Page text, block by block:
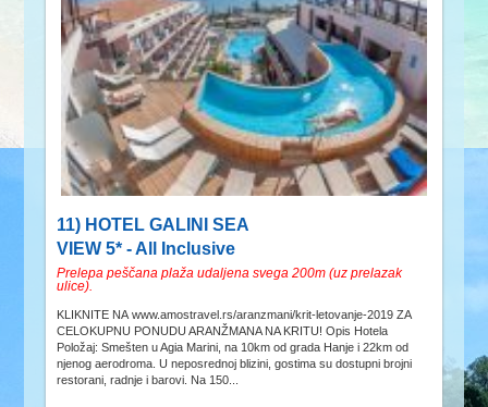
11) HOTEL GALINI SEA
VIEW 5* - All Inclusive
Prelepa peščana plaža udaljena svega 200m (uz prelazak
ulice).
KLIKNITE NA www.amostravel.rs/aranzmani/krit-letovanje-2019 ZA
CELOKUPNU PONUDU ARANŽMANA NA KRITU! Opis Hotela
Položaj: Smešten u Agia Marini, na 10km od grada Hanje i 22km od
njenog aerodroma. U neposrednoj blizini, gostima su dostupni brojni
restorani, radnje i barovi. Na 150...